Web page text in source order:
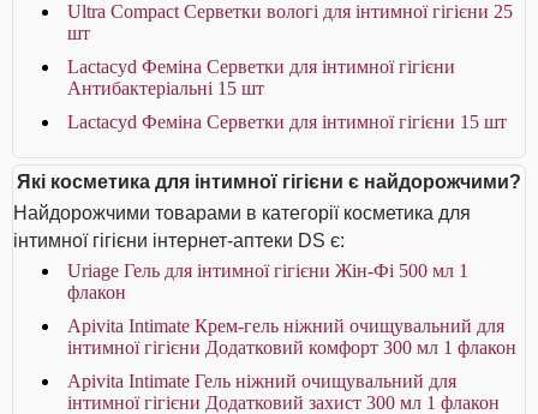
Ultra Compact Серветки вологі для інтимної гігієни 25
шт
Lactacyd Феміна Серветки для інтимної гігієни
Антибактеріальні 15 шт
Lactacyd Феміна Серветки для інтимної гігієни 15 шт
Які косметика для інтимної гігієни є найдорожчими?
Найдорожчими товарами в категорії косметика для
інтимної гігієни інтернет-аптеки DS є:
Uriage Гель для інтимної гігієни Жін-Фі 500 мл 1
флакон
Apivita Intimate Крем-гель ніжний очищувальний для
інтимної гігієни Додатковий комфорт 300 мл 1 флакон
Apivita Intimate Гель ніжний очищувальний для
інтимної гігієни Додатковий захист 300 мл 1 флакон